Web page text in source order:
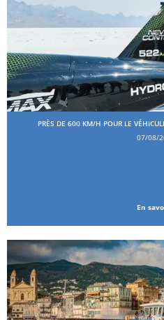
PRÈS DE 600 KM/H POUR LE
07/08/
En